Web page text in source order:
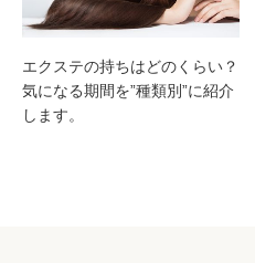
エクステの持ちはどのくらい？
気になる期間を”種類別”に紹介
します。